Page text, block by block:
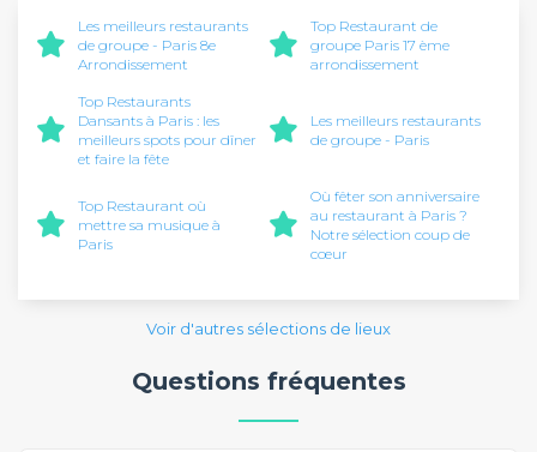
Les meilleurs restaurants
de groupe - Paris 8e
Arrondissement
Top Restaurant de
groupe Paris 17 ème
arrondissement
Top Restaurants
Dansants à Paris : les
meilleurs spots pour dîner
et faire la fête
Les meilleurs restaurants
de groupe - Paris
Top Restaurant où
mettre sa musique à
Paris
Où fêter son anniversaire
au restaurant à Paris ?
Notre sélection coup de
cœur
Voir d'autres sélections de lieux
Questions fréquentes